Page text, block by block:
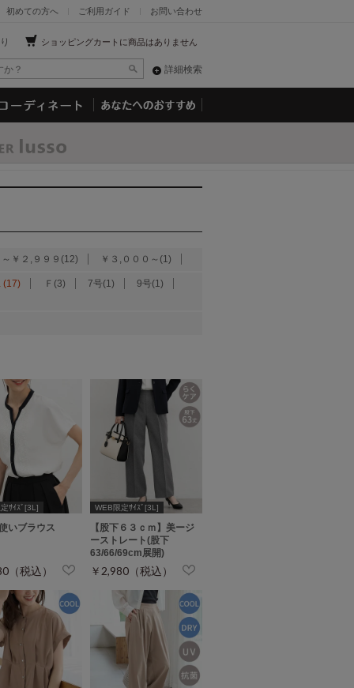
お問い合わせ
ご利用ガイド
初めての方へ
ショッピングカートに商品はありません
詳細検索
～￥２,９９９(12) ￥３,０００～(1)
(17) Ｆ(3) 7号(1)
9号(1)
ｻｲｽﾞ[3L]
いブラウス
（税込）
WEB限定ｻｲｽﾞ[3L]
【股下６３ｃｍ】美ージ
ーストレート(股下
63/66/69cm展開)
￥2,980（税込）